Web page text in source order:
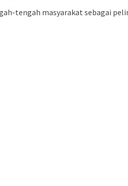
tengah masyarakat sebagai